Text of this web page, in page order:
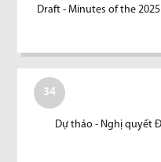
Draft - Minutes of the
34
Dự thảo - Nghị quyết